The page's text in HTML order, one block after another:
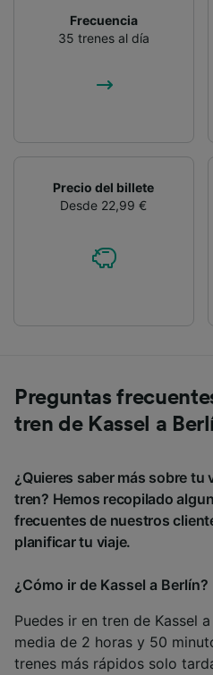
Frecuencia
35 trenes al día
Precio del billete
Desde 22,99 €
Preguntas
tren de Kassel a
¿Quieres saber más sobre tu
tren? Hemos recopilado
frecuentes de nuestros
planificar tu viaje.
¿Cómo ir de Kassel a Berlín?
Puedes ir en tren de Kassel
media de 2 horas y 50
trenes más rápidos solo